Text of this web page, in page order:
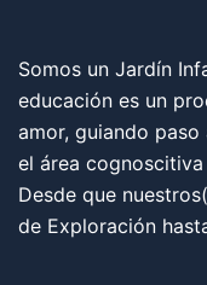
Somos un Jardín
educación es un
amor, guiando
el área
Desde que
de Exploración